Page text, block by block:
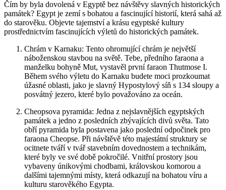
Čím by byla dovolená v Egyptě bez návštěvy slavných historických
památek? Egypt je zemí s bohatou a fascinující historií, která sahá až
do starověku. Objevte tajemství a krásu egyptské kultury
prostřednictvím fascinujících výletů do historických památek.
Chrám v Karnaku: Tento ohromující chrám je největší
náboženskou stavbou na světě. Tebe, předního faraona a
manželku bohyně Mut, vystavěl první faraon Thutmose I.
Během svého výletu do Karnaku budete moci prozkoumat
úžasné oblasti, jako je slavný Hypostylový síň s 134 sloupy a
posvátný jezero, které bylo považováno za oceán.
Cheopsova pyramida: Jedna z nejslavnějších egyptských
památek a jedno z posledních zbývajících divů světa. Tato
obří pyramida byla postavena jako poslední odpočinek pro
faraona Cheopse. Při návštěvě této majestátní struktury se
ocitnete tváří v tvář stavebním dovednostem a technikám,
které byly ve své době pokročilé. Vnitřní prostory jsou
vybaveny únikovými chodbami, královskou komorou a
dalšími tajemnými místy, která odkazují na bohatou víru a
kulturu starověkého Egypta.